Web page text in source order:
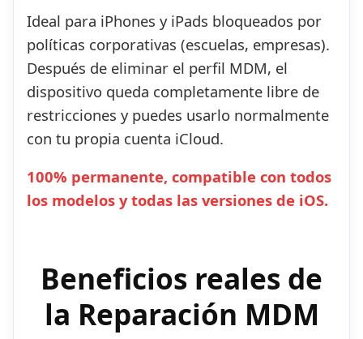
Ideal para iPhones y iPads bloqueados por
políticas corporativas (escuelas, empresas).
Después de eliminar el perfil MDM, el
dispositivo queda completamente libre de
restricciones y puedes usarlo normalmente
con tu propia cuenta iCloud.
100% permanente, compatible con todos
los modelos y todas las versiones de iOS.
Beneficios reales de
la Reparación MDM